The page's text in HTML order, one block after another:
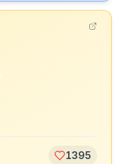
1395